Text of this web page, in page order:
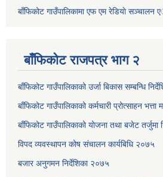
बाँफिकोट गाउँपालिकामा एफ एम रेडियाे
बाँफिकोट राजपत्र भाग २
बाँफिकोट गाउँपालिकाको उर्जा बिकास सम्बन्धि
बाँफिकोट गाउँपालिकाको कर्मचारी प्रोत्साहन
बाँफिकोट गाउँपालिकाको योजना तथा बजेट तर्जुमा
विपद व्यवस्थापन कोष संचालन कार्यबिधि २०७५
बजार अनुगमन निर्देशिका २०७५